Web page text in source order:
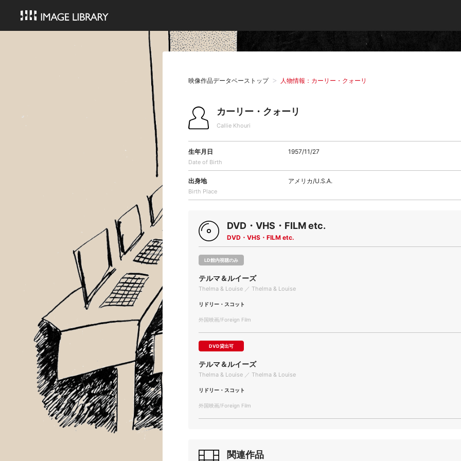
映像作品データベーストップ 人物情報：カーリー・クォーリ
カーリー・クォーリ
Callie Khouri
生年月日
Date of Birth
1957/11/27
出身地
Birth Place
アメリカ/U.S.A.
DVD・VHS・FILM etc.
DVD・VHS・FILM etc.
LD館内視聴のみ
テルマ＆ルイーズ
Thelma & Louise ／ Thelma & Louise
リドリー・スコット
外国映画/Foreign Film
DVD貸出可
テルマ＆ルイーズ
Thelma & Louise ／ Thelma & Louise
リドリー・スコット
外国映画/Foreign Film
関連作品